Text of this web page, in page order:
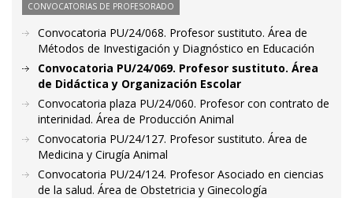
CONVOCATORIAS DE PROFESORADO
Convocatoria PU/24/068. Profesor sustituto. Área de
Métodos de Investigación y Diagnóstico en Educación
Convocatoria PU/24/069. Profesor sustituto. Área
de Didáctica y Organización Escolar
Convocatoria plaza PU/24/060. Profesor con contrato de
interinidad. Área de Producción Animal
Convocatoria PU/24/127. Profesor sustituto. Área de
Medicina y Cirugía Animal
Convocatoria PU/24/124. Profesor Asociado en ciencias
de la salud. Área de Obstetricia y Ginecología